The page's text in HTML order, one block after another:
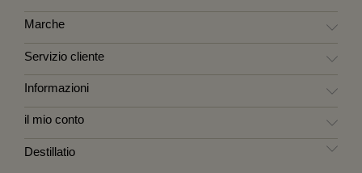
Marche
Servizio cliente
Informazioni
il mio conto
Destillatio